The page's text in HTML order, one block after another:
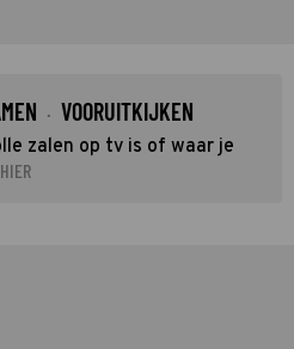
· VOORUITKIJKEN
zalen op tv is of waar je